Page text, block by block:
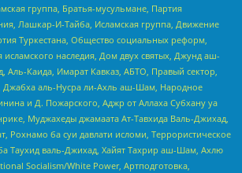
группа, Братья-мусульмане, Партия
Лашкар-И-Тайба, Исламская группа, Движение
Туркестана, Общество социальных реформ,
наследия, Дом двух святых, Джунд аш-
Аль-Каида, Имарат Кавказ, АБТО, Правый сектор,
Джабха аль-Нусра ли-Ахль аш-Шам, Народное
и Д. Пожарского, Аджр от Аллаха Субхану уа
Муджахеды джамаата Ат-Тавхида Валь-Джихад,
Рохнамо ба суи давлати исломи, Террористическое
Таухид валь-Джихад, Хайят Тахрир аш-Шам, Ахлю
Socialism/White Power, Артподготовка,